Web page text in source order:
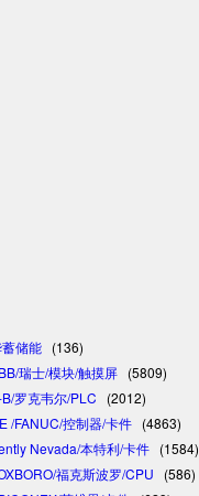
储能 (136)
瑞士/模块/触摸屏 (5809)
罗克韦尔/PLC
(2012)
/FANUC/控制器/卡件 (4863)
Nevada/本特利/卡件 (1584)
福克斯波罗/CPU
(586)